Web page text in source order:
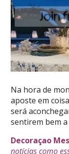
Na hora de
aposte em
será
sentirem bem
Decoraçao
notícias como